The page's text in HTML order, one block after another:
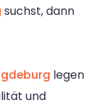
suchst, dann
legen
und